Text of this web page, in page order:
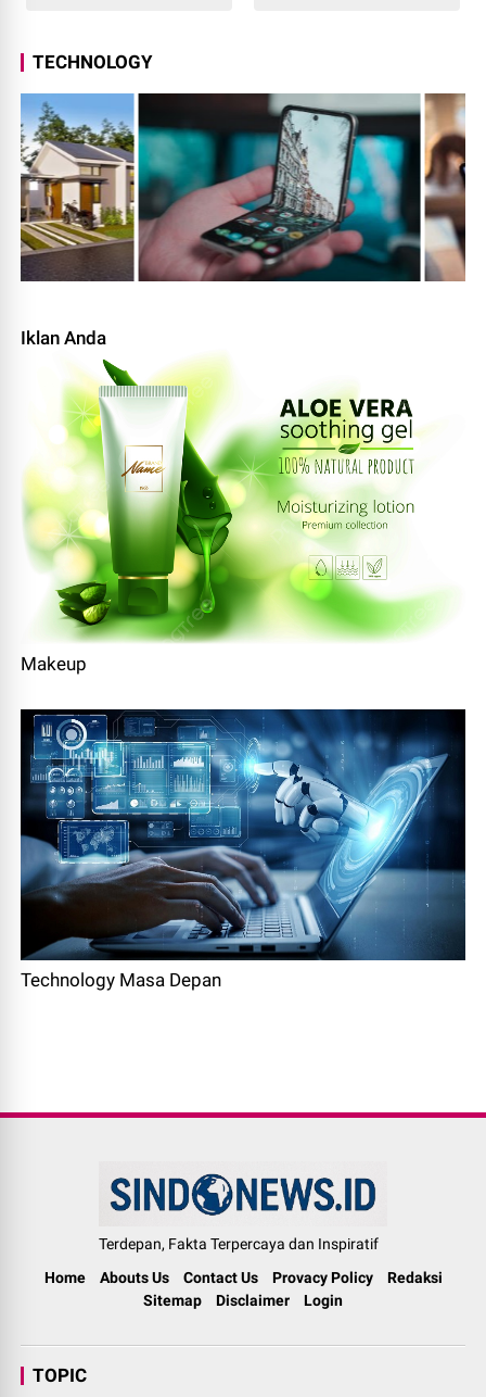
TECHNOLOGY
Iklan Anda
Makeup
Technology Masa Depan
Terdepan, Fakta Terpercaya dan Inspiratif
Home
Abouts Us Contact Us Provacy Policy
Redaksi
Sitemap
Disclaimer Login
TOPIC